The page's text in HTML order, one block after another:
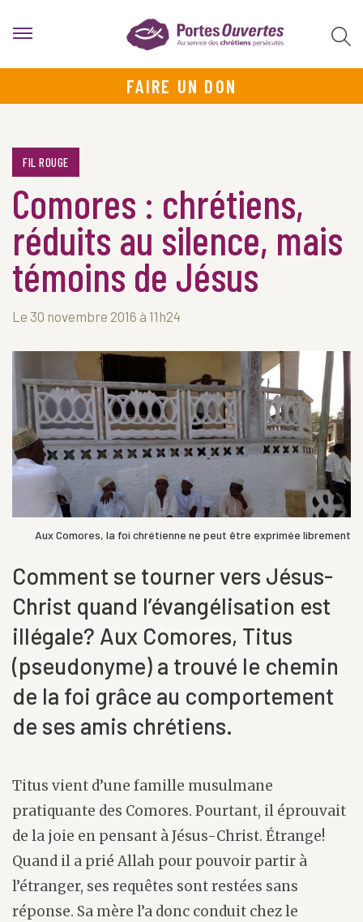
FAIRE UN DON
FIL ROUGE
Comores : chrétiens,
réduits au silence, mais
témoins de Jésus
Le 30 novembre 2016 à 11h24
Aux Comores, la foi chrétienne ne peut être exprimée librement
Comment se tourner vers Jésus-
Christ quand l’évangélisation est
illégale? Aux Comores, Titus
(pseudonyme) a trouvé le chemin
de la foi grâce au comportement
de ses amis chrétiens.
Titus vient d’une famille musulmane
pratiquante des Comores. Pourtant, il éprouvait
de la joie en pensant à Jésus-Christ. Étrange!
Quand il a prié Allah pour pouvoir partir à
l’étranger, ses requêtes sont restées sans
réponse. Sa mère l’a donc conduit chez le